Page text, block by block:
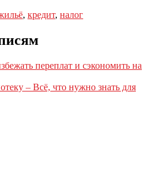
, кредит, налог
переплат и сэкономить на
– Всё, что нужно знать для